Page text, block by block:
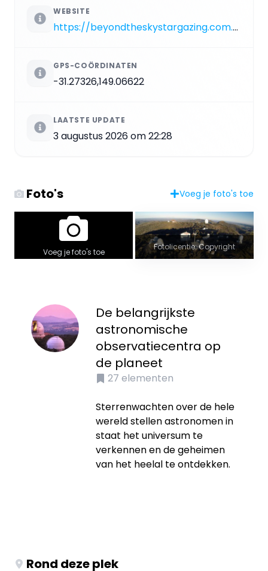
WEBSITE
https://beyondtheskystargazing.com.au
GPS-COÖRDINATEN
-31.27326,149.06622
LAATSTE UPDATE
3 augustus 2026 om 22:28
Foto's Voeg je foto's toe
Voeg je foto's toe Fotolicentie: Copyright
De belangrijkste
astronomische
observatiecentra op
de planeet
27 elementen
Sterrenwachten over de hele
wereld stellen astronomen in
staat het universum te
verkennen en de geheimen
van het heelal te ontdekken.
Rond deze plek